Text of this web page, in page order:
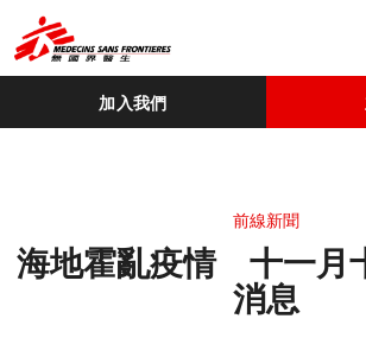
加入我們
前線新聞
海地霍亂疫情 十一月
消息